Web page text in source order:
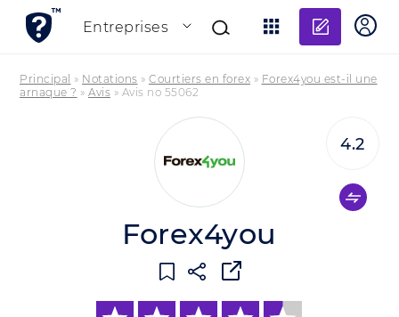
Entreprises
Principal » Notations » Courtiers en forex » Forex4you est-il une
arnaque ? » Avis » Avis no 55062
Forex4you
4.2